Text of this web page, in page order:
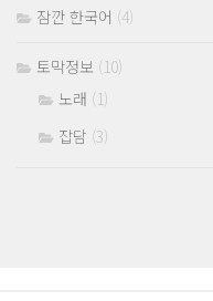
잠깐 한국어 (4)
토막정보 (10)
노래 (1)
잡담 (3)